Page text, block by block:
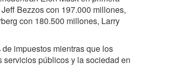
Bezzos con 197.000 millones,
con 180.500 millones, Larry
impuestos mientras que los
públicos y la sociedad en